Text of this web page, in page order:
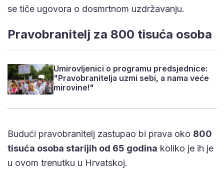
se tiče ugovora o dosmrtnom uzdržavanju.
Pravobranitelj za 800 tisuća osoba
Umirovljenici o programu predsjednice:
"Pravobranitelja uzmi sebi, a nama veće
mirovine!"
Budući pravobranitelj zastupao bi prava oko 800
tisuća osoba starijih od 65 godina koliko je ih je
u ovom trenutku u Hrvatskoj.